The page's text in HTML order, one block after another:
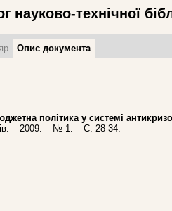
науково-технічної
Опис документа
політика у системі
– 2009. – № 1. – С. 28-34.